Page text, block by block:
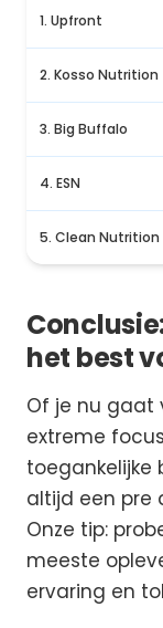
1. Upfront
2. Kosso Nutrition
3. Big Buffalo
4. ESN
5. Clean Nutrition
het best
Of je nu gaat
extreme
toegankelijke
altijd een pre
Onze tip:
meeste
ervaring en